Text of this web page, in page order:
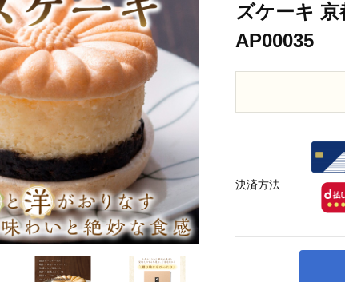
ズケーキ
AP00035
決済方法